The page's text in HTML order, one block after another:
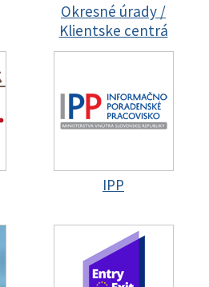
Okresné úrady /
Klientske centrá
IPP